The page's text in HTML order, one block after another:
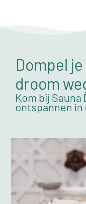
Dompel
droom
Kom bij Sauna
ontspannen